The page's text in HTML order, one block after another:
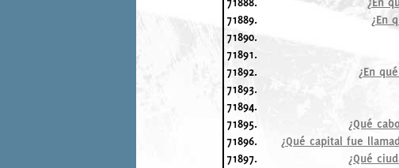
71889.
¿En
71890.
71891.
71892.
¿En
71893.
71894.
71895.
¿Qué
71896.
¿Qué capital fue
71897.
¿Qué